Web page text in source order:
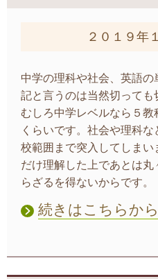
２０１９年
中学の理科や社会、英語
記と言うのは当然切っても
むしろ中学レベルなら５
くらいです。社会や理科
校範囲まで突入してしま
だけ理解した上であとは
らざるを得ないからです。
続きはこちらから